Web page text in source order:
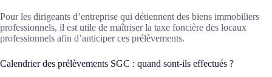
Pour les dirigeants d’entreprise qui détiennent des biens immobiliers
professionnels, il est utile de maîtriser la taxe foncière des locaux
professionnels afin d’anticiper ces prélèvements.
Calendrier des prélèvements SGC : quand sont-ils effectués ?